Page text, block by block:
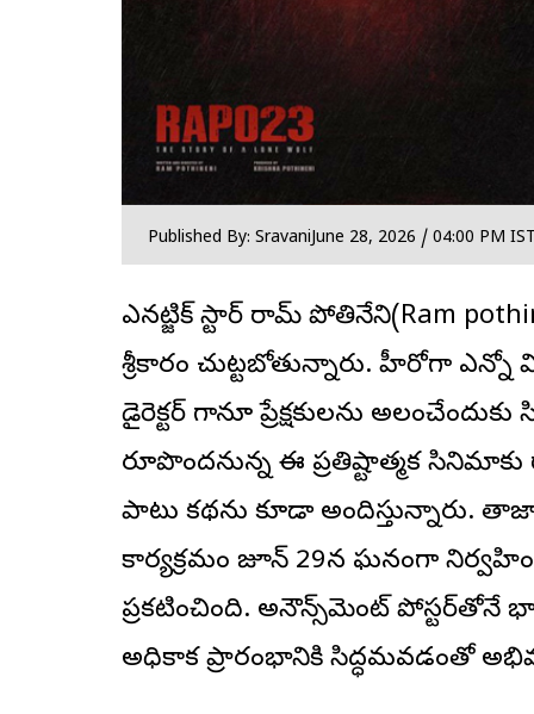
Published By: SravaniJune 28, 2026 / 04:00 PM
ఎనర్జిటిక్ స్టార్ రామ్ పోతినేని(Ram
శ్రీకారం చుట్టబోతున్నారు. హీరోగా
డైరెక్ట‌ర్ గానూ ప్రేక్షకులను
రూపొందనున్న ఈ ప్రతిష్టాత్మక
పాటు కథను కూడా అందిస్తున్నారు.
కార్యక్రమం జూన్ 29న ఘనంగా
ప్రకటించింది. అనౌన్స్‌మెంట్ పోస్టర్‌తోనే
అధికారిక ప్రారంభానికి సిద్ధమవడంతో